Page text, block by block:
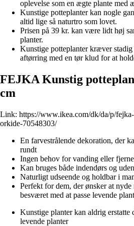
oplevelse som en ægte plante med
Kunstige potteplanter kan nogle
altid lige så naturtro som lovet.
Prisen på 39 kr. kan være lidt høj
planter.
Kunstige potteplanter kræver
aftørring med en tør klud for at
FEJKA Kunstig
cm
Link: https://www.ikea.com/dk/da/p/
orkide-70548303/
En farvestrålende dekoration, der
rundt
Ingen behov for vanding eller
Kan bruges både indendørs og
Naturligt udseende og holdbar i
Perfekt for dem, der ønsker at nyde
besværet med at passe levende
Kunstige planter kan aldrig
levende planter